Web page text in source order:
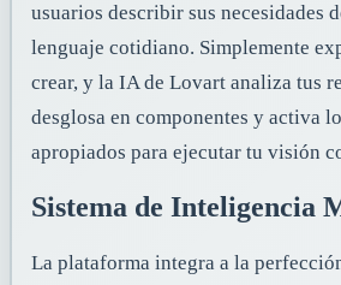
usuarios describir sus necesidades
lenguaje cotidiano. Simplemente
crear, y la IA de Lovart analiza tus
desglosa en componentes y activa
apropiados para ejecutar tu visión
Sistema de Inteligencia
La plataforma integra a la